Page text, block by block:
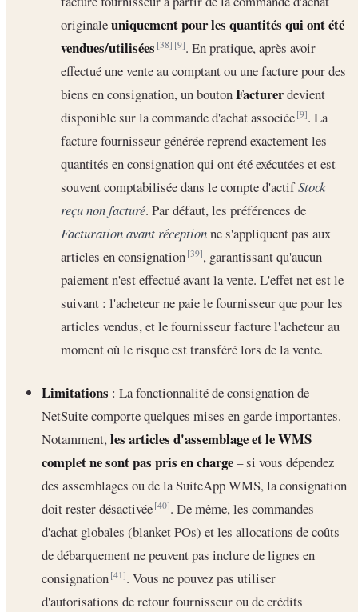
originaleuniquement pour les quantités qui ont été
vendues/utilisées [38] [9]. En pratique, après avoir
effectué une vente au comptant ou une facture pour des
biens en consignation, un boutonFacturerdevient
disponible sur la commande d'achat associée[9]. La
facture fournisseur générée reprend exactement les
quantités en consignation qui ont été exécutées et est
souvent comptabilisée dans le compte d'actifStock
reçu non facturé. Par défaut, les préférences de
Facturation avant réceptionne s'appliquent pas aux
articles en consignation[39], garantissant qu'aucun
paiement n'est effectué avant la vente. L'effet net est le
suivant : l'acheteur ne paie le fournisseur que pour les
articles vendus, et le fournisseur facture l'acheteur au
moment où le risque est transféré lors de la vente.
Limitations : La fonctionnalité de consignation de
NetSuite comporte quelques mises en garde importantes.
Notamment,les articles d'assemblage et le WMS
complet ne sont pas pris en charge– si vous dépendez
des assemblages ou de la SuiteApp WMS, la consignation
doit rester désactivée[40]. De même, les commandes
d'achat globales (blanket POs) et les allocations de coûts
de débarquement ne peuvent pas inclure de lignes en
consignation[41]. Vous ne pouvez pas utiliser
d'autorisations de retour fournisseur ou de crédits